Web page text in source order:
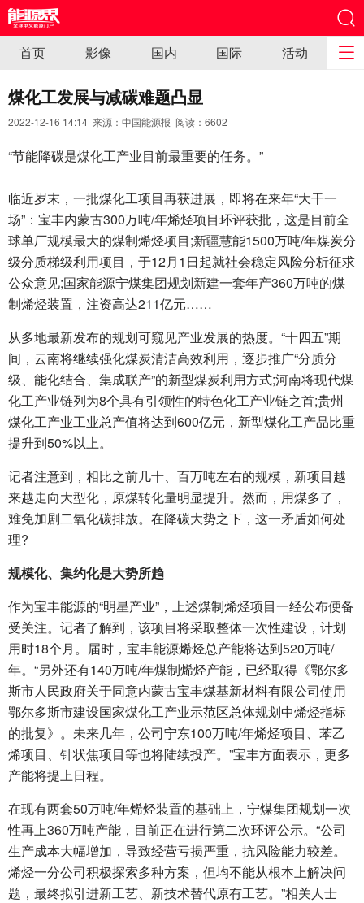
首页 影像 国内 国际 活动
煤化工发展与减碳难题凸显
2022-12-16 14:14 来源：中国能源报 阅读： 6602
“节能降碳是煤化工产业目前最重要的任务。”
临近岁末，一批煤化工项目再获进展，即将在来年“大干一
场”：宝丰内蒙古300万吨/年烯烃项目环评获批，这是目前全
球单厂规模最大的煤制烯烃项目;新疆慧能1500万吨/年煤炭分
级分质梯级利用项目，于12月1日起就社会稳定风险分析征求
公众意见;国家能源宁煤集团规划新建一套年产360万吨的煤
制烯烃装置，注资高达211亿元……
从多地最新发布的规划可窥见产业发展的热度。“十四五”期
间，云南将继续强化煤炭清洁高效利用，逐步推广“分质分
级、能化结合、集成联产”的新型煤炭利用方式;河南将现代煤
化工产业链列为8个具有引领性的特色化工产业链之首;贵州
煤化工产业工业总产值将达到600亿元，新型煤化工产品比重
提升到50%以上。
记者注意到，相比之前几十、百万吨左右的规模，新项目越
来越走向大型化，原煤转化量明显提升。然而，用煤多了，
难免加剧二氧化碳排放。在降碳大势之下，这一矛盾如何处
理?
规模化、集约化是大势所趋
作为宝丰能源的“明星产业”，上述煤制烯烃项目一经公布便备
受关注。记者了解到，该项目将采取整体一次性建设，计划
用时18个月。届时，宝丰能源烯烃总产能将达到520万吨/
年。“另外还有140万吨/年煤制烯烃产能，已经取得《鄂尔多
斯市人民政府关于同意内蒙古宝丰煤基新材料有限公司使用
鄂尔多斯市建设国家煤化工产业示范区总体规划中烯烃指标
的批复》。未来几年，公司宁东100万吨/年烯烃项目、苯乙
烯项目、针状焦项目等也将陆续投产。”宝丰方面表示，更多
产能将提上日程。
在现有两套50万吨/年烯烃装置的基础上，宁煤集团规划一次
性再上360万吨产能，目前正在进行第二次环评公示。“公司
生产成本大幅增加，导致经营亏损严重，抗风险能力较差。
烯烃一分公司积极探索多种方案，但均不能从根本上解决问
题，最终拟引进新工艺、新技术替代原有工艺。”相关人士